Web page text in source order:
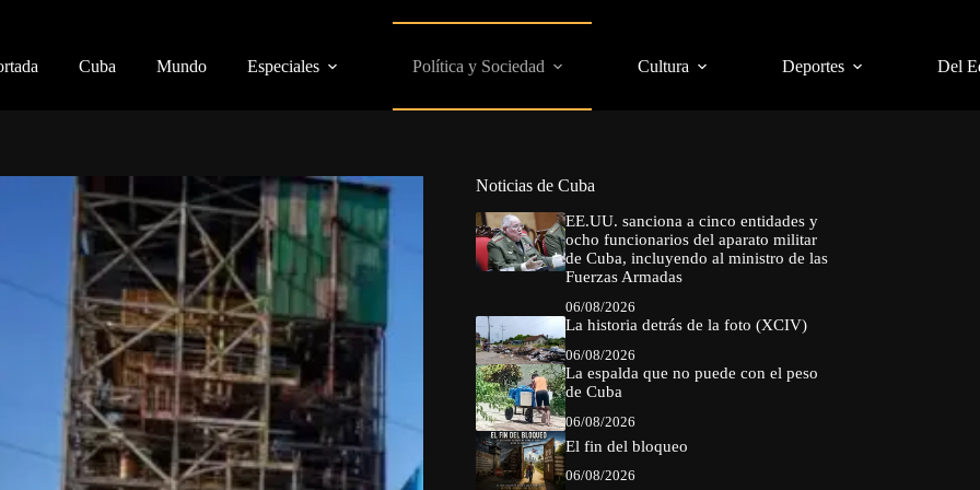
Cuba Mundo Especiales Política y Sociedad Cultura Deportes Del
Noticias de Cuba
EE.UU. sanciona a cinco entidades y
ocho funcionarios del aparato militar
de Cuba, incluyendo al ministro de las
Fuerzas Armadas
06/08/2026
La historia detrás de la foto (XCIV)
06/08/2026
La espalda que no puede con el peso
de Cuba
06/08/2026
El fin del bloqueo
06/08/2026